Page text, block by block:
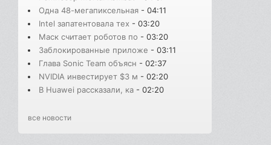
Одна 48-мегапиксельная - 04:11
Intel запатентовала тех - 03:20
Маск считает роботов по - 03:20
Заблокированные приложе - 03:11
Глава Sonic Team объясн - 02:37
NVIDIA инвестирует $3 м - 02:20
В Huawei рассказали, ка - 02:20
все новости